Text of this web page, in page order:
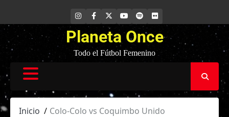
INSTAGRAM
FACEBOOK YOUTUBE
SPOTIFYFLICKR
Planeta Once
Todo el Fútbol Femenino
Inicio Colo-Colo vs Coquimbo Unido